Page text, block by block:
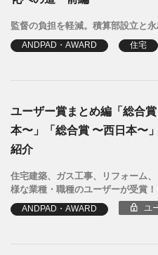
監督の負担を軽減。積算部設立と
ANDPAD・AWARD 住宅
ユーザー賞まとめ編「総合賞
本〜」「総合賞 〜西日本〜
紹介
住宅建築、ガス工事、リフォーム
様な業種・職種のユーザーが受賞！
ANDPAD・AWARD ユ